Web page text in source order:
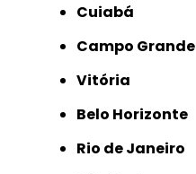
Cuiabá
Campo Grande
Vitória
Belo Horizonte
Rio de Janeiro